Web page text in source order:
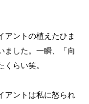
アントの植えたひま
ました。一瞬、「向
らい笑。
アントは私に怒られ